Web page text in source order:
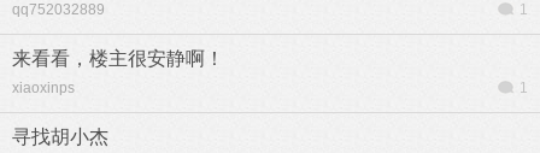
qq752032889 1
来看看，楼主很安静啊！
xiaoxinps 1
寻找胡小杰